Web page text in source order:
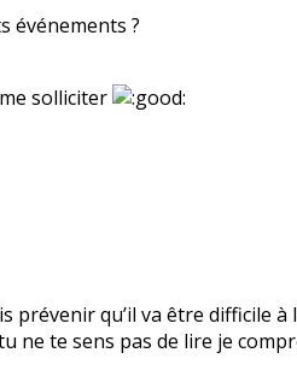
événements ?
solliciter
prévenir qu’il va être
ne te sens pas de lire je